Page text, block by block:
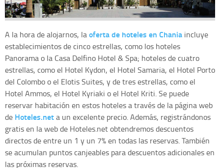
A la hora de alojarnos, laoferta de hoteles en Chania incluye
establecimientos de cinco estrellas, como los hoteles
Panorama o la Casa Delfino Hotel & Spa; hoteles de cuatro
estrellas, como el Hotel Kydon, el Hotel Samaria, el Hotel Porto
del Colombo o el Elotis Suites, y de tres estrellas, como el
Hotel Ammos, el Hotel Kyriaki o el Hotel Kriti. Se puede
reservar habitación en estos hoteles a través de la página web
de Hoteles.neta un excelente precio. Además, registrándonos
gratis en la web de Hoteles.net obtendremos descuentos
directos de entre un 1 y un 7% en todas las reservas. También
se acumulan puntos canjeables para descuentos adicionales en
las próximas reservas.